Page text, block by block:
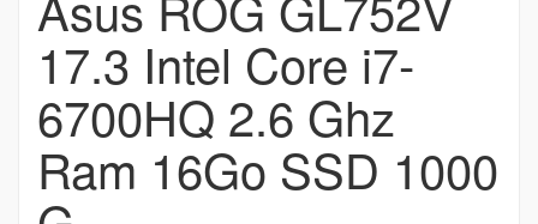
17.3 Intel Core i7-
6700HQ 2.6 Ghz
Ram 16Go SSD 1000